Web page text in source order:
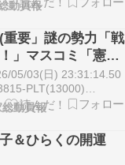
動員報
要」謎の勢力「戦
」マスコミ「憲法
有権者人口0.1％」
(57％」謎の勢力
05/03(日) 23:31:14.50
PLT(13000)
test/read.cgi/news/
動員報
＆ひらくの開運